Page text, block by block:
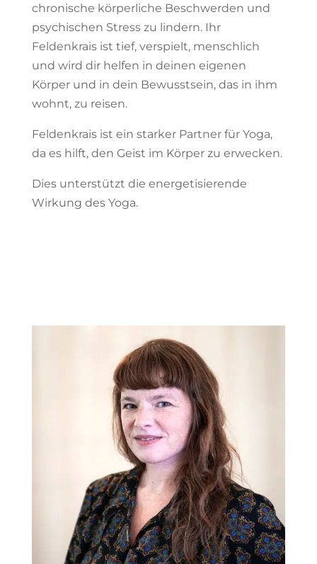
chronische körperliche Beschwerden und
psychischen Stress zu lindern. Ihr
Feldenkrais ist tief, verspielt, menschlich
und wird dir helfen in deinen eigenen
Körper und in dein Bewusstsein, das in ihm
wohnt, zu reisen.
Feldenkrais ist ein starker Partner für Yoga,
da es hilft, den Geist im Körper zu erwecken.
Dies unterstützt die energetisierende
Wirkung des Yoga.